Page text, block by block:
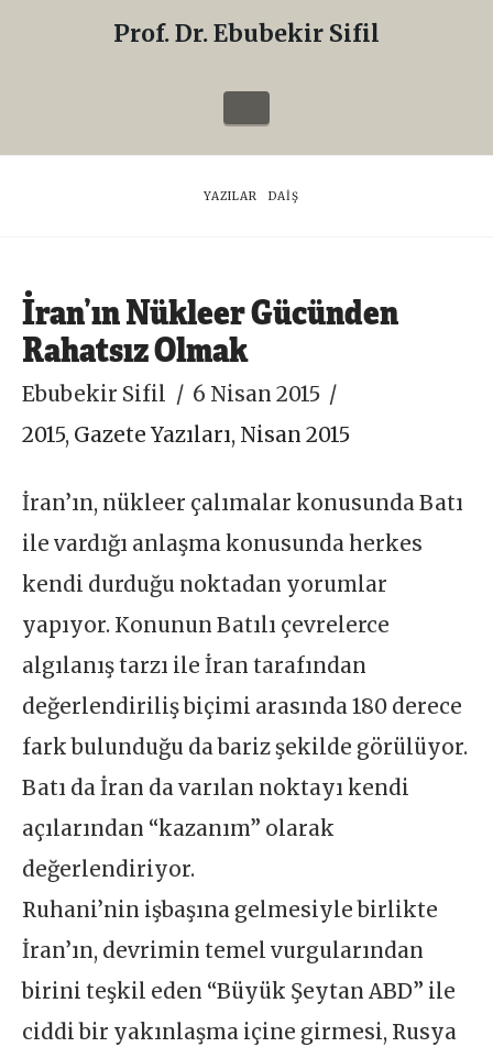
Sifil
Prof. Dr. Ebubekir Sifil
Navigation
HOME
YAZILAR DAİŞ
İran’ın Nükleer Gücünden
Rahatsız Olmak
Ebubekir Sifil
6 Nisan 2015
2015, Gazete Yazıları, Nisan 2015
İran’ın, nükleer çalımalar konusunda Batı
ile vardığı anlaşma konusunda herkes
kendi durduğu noktadan yorumlar
yapıyor. Konunun Batılı çevrelerce
algılanış tarzı ile İran tarafından
değerlendiriliş biçimi arasında 180 derece
fark bulunduğu da bariz şekilde görülüyor.
Batı da İran da varılan noktayı kendi
açılarından “kazanım” olarak
değerlendiriyor.
Ruhani’nin işbaşına gelmesiyle birlikte
İran’ın, devrimin temel vurgularından
birini teşkil eden “Büyük Şeytan ABD” ile
ciddi bir yakınlaşma içine girmesi, Rusya